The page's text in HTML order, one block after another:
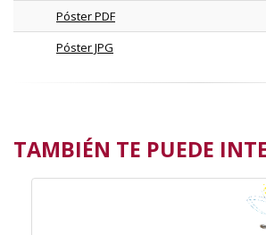
Póster PDF
Póster JPG
TAMBIÉN TE PUEDE